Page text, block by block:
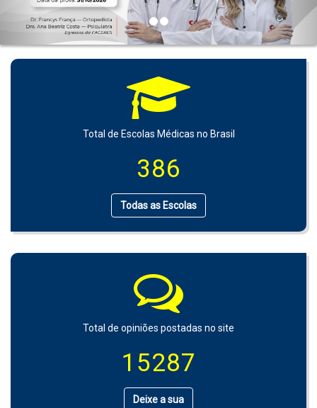
Total de Escolas Médicas no Brasil
386
Todas as Escolas
Total de opiniões postadas no site
15287
Deixe a sua